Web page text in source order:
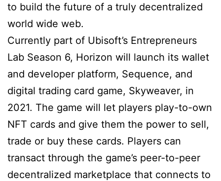
to build the future of a truly decentralized
world wide web.
Currently part of Ubisoft’s Entrepreneurs
Lab Season 6, Horizon will launch its wallet
and developer platform, Sequence, and
digital trading card game, Skyweaver, in
2021. The game will let players play-to-own
NFT cards and give them the power to sell,
trade or buy these cards. Players can
transact through the game’s peer-to-peer
decentralized marketplace that connects to